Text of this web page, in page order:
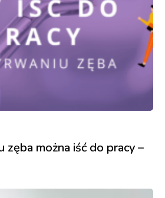
można iść do pracy –